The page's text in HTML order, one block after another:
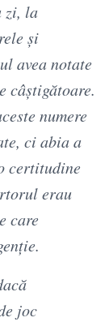
zi, la
şi
avea notate
câştigătoare.
numere
ci abia a
certitudine
erau
care
joc